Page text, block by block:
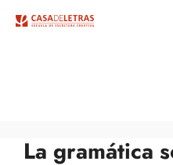
La gramática